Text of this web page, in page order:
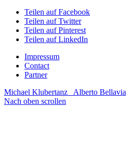
Teilen auf Facebook
Teilen auf Twitter
Teilen auf Pinterest
Teilen auf LinkedIn
Impressum
Contact
Partner
Michael Klubertanz
Alberto Bellavia
Nach oben scrollen